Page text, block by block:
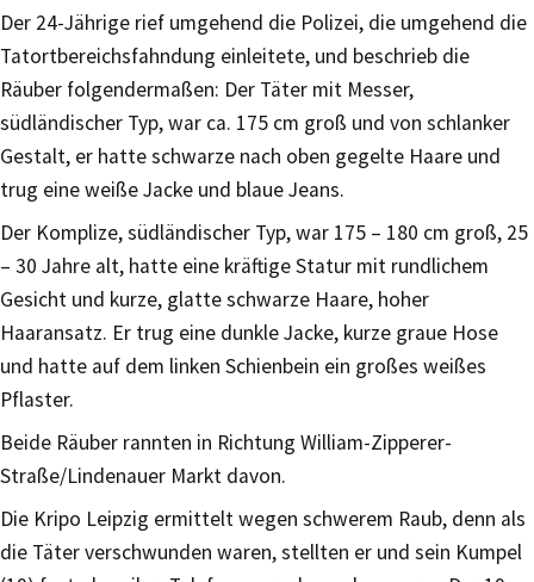
Der 24-Jährige rief umgehend die Polizei, die umgehend die
Tatortbereichsfahndung einleitete, und beschrieb die
Räuber folgendermaßen: Der Täter mit Messer,
südländischer Typ, war ca. 175 cm groß und von schlanker
Gestalt, er hatte schwarze nach oben gegelte Haare und
trug eine weiße Jacke und blaue Jeans.
Der Komplize, südländischer Typ, war 175 – 180 cm groß, 25
– 30 Jahre alt, hatte eine kräftige Statur mit rundlichem
Gesicht und kurze, glatte schwarze Haare, hoher
Haaransatz. Er trug eine dunkle Jacke, kurze graue Hose
und hatte auf dem linken Schienbein ein großes weißes
Pflaster.
Beide Räuber rannten in Richtung William-Zipperer-
Straße/Lindenauer Markt davon.
Die Kripo Leipzig ermittelt wegen schwerem Raub, denn als
die Täter verschwunden waren, stellten er und sein Kumpel